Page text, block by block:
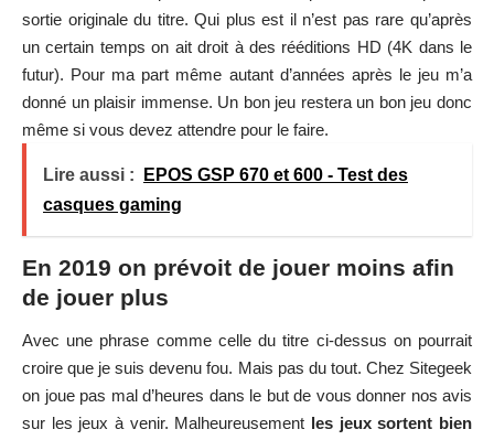
sortie originale du titre. Qui plus est il n’est pas rare qu’après
un certain temps on ait droit à des rééditions HD (4K dans le
futur). Pour ma part même autant d’années après le jeu m’a
donné un plaisir immense. Un bon jeu restera un bon jeu donc
même si vous devez attendre pour le faire.
Lire aussi :
EPOS GSP 670 et 600 - Test des
casques gaming
En 2019 on prévoit de jouer moins afin
de jouer plus
Avec une phrase comme celle du titre ci-dessus on pourrait
croire que je suis devenu fou. Mais pas du tout. Chez Sitegeek
on joue pas mal d’heures dans le but de vous donner nos avis
sur les jeux à venir. Malheureusement les jeux sortent bien